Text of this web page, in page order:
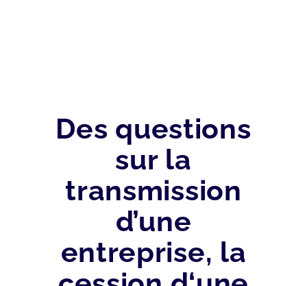
Des questions
sur la
transmission
d’une
entreprise, la